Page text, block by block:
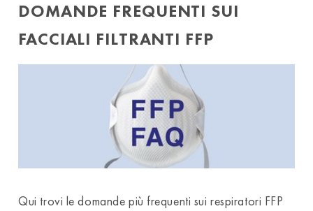
DOMANDE FREQUENTI SUI
FACCIALI FILTRANTI FFP
Qui trovi le domande più frequenti sui respiratori FFP